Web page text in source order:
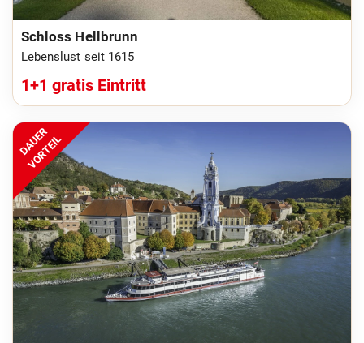
Schloss Hellbrunn
Lebenslust seit 1615
1+1 gratis Eintritt
DAUER
VORTEIL